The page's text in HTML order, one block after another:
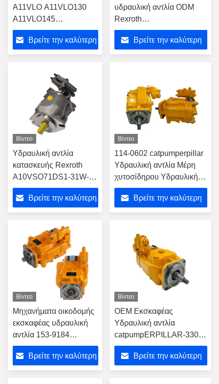
A11VLO A11VLO130
A11VLO145
A11VLO190
A11VLO260 Υδραυλική
αντλία ODM OEM
Rexroth κατασκευαστής
Βρείτε την καλύτερη
υδραυλική αντλία ODM
Rexroth
AA10VO85DFR1/52R-
VUC12N00
Βρείτε την καλύτερη
Βίντεο
Υδραυλική αντλία
κατασκευής Rexroth
A10VSO71DS1-31W-
PPA12T00 Υδραυλική
αντλίαΒρείτε την καλύτερη
Βίντεο
114-0602 catpumperpillar
Υδραυλική αντλία Μέρη
χυτοσίδηρου Υδραυλικής
αντλίας Εκσκαφέας
Βρείτε την καλύτερη
Βίντεο
Μηχανήματα οικοδομής
εκσκαφέας υδραυλική
αντλία 153-9184
μονοάξονας
Βρείτε την καλύτερη
Βίντεο
OEM Εκσκαφέας
Υδραυλική αντλία
catpumpERPILLAR-330B
Εκσκαφέας Gear αντλία
Βρείτε την καλύτερη